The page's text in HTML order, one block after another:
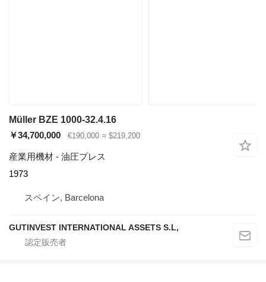
Müller BZE 1000-32.4.16
￥34,700,000
€190,000 ≈ $219,200
産業用機材 - 油圧プレス
1973
スペイン, Barcelona
GUTINVEST INTERNATIONAL ASSETS S.L,